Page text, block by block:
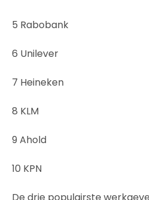
5 Rabobank
6 Unilever
7 Heineken
8 KLM
9 Ahold
10 KPN
De drie populairste